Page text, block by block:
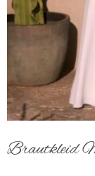
Brautkleid